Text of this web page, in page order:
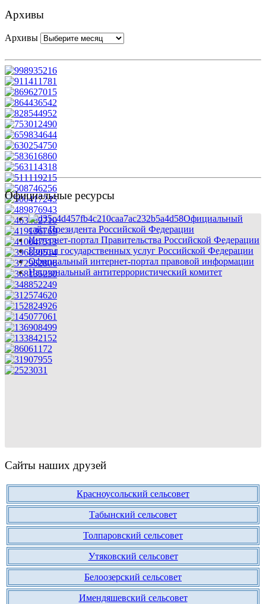
Архивы
Архивы
Официальные ресурсы
Официальный
сайт Президента Российской Федерации
Интернет-портал Правительства Российской Федерации
Портал государственных услуг Российской Федерации
Официальный интернет-портал правовой информации
Национальный антитеррористический комитет
Сайты наших друзей
Красноусольский сельсовет
Табынский сельсовет
Толпаровский сельсовет
Утяковский сельсовет
Белоозерский сельсовет
Имендяшевский сельсовет